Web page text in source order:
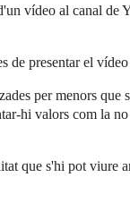
vídeo al canal de
de presentar el
per menors que
hi valors com la
que s'hi pot viure